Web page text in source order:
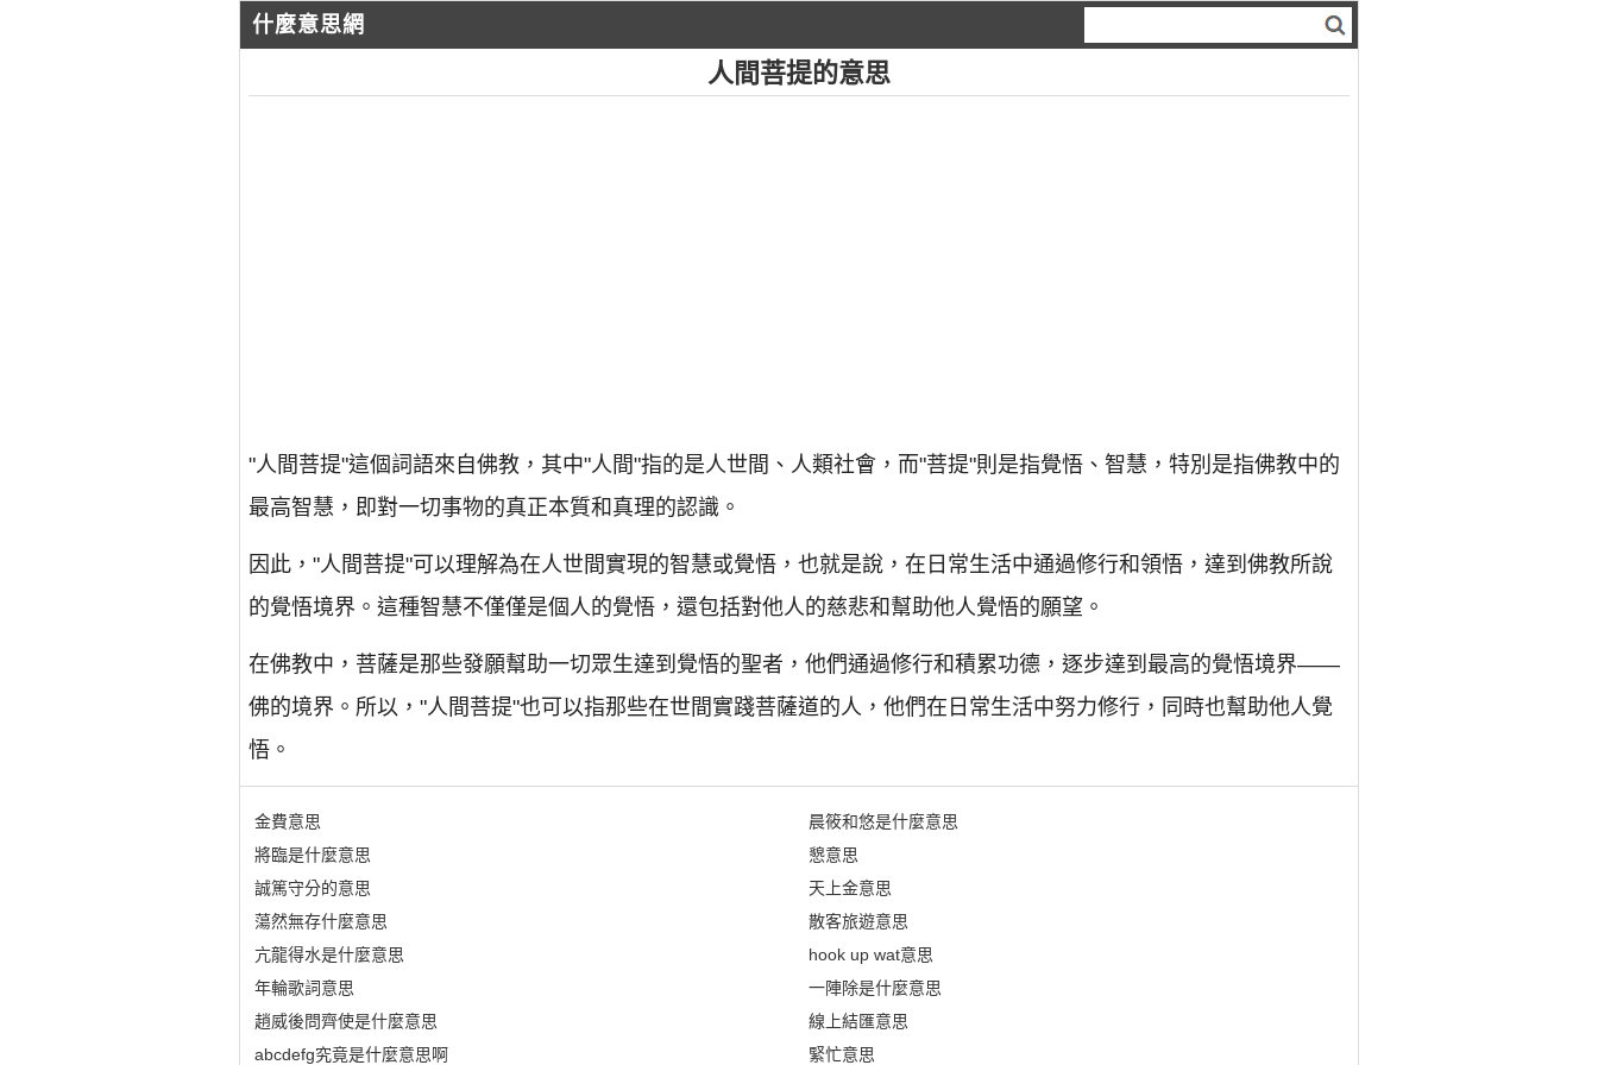
什麼意思網
人間菩提的意思
"人間菩提"這個詞語來自佛教，其中"人間"指的是人世間、人類社會，而"菩提"則是指覺悟、智慧，特別是指佛教中的
最高智慧，即對一切事物的真正本質和真理的認識。
因此，"人間菩提"可以理解為在人世間實現的智慧或覺悟，也就是說，在日常生活中通過修行和領悟，達到佛教所說
的覺悟境界。這種智慧不僅僅是個人的覺悟，還包括對他人的慈悲和幫助他人覺悟的願望。
在佛教中，菩薩是那些發願幫助一切眾生達到覺悟的聖者，他們通過修行和積累功德，逐步達到最高的覺悟境界——
佛的境界。所以，"人間菩提"也可以指那些在世間實踐菩薩道的人，他們在日常生活中努力修行，同時也幫助他人覺
悟。
金費意思
將臨是什麼意思
誠篤守分的意思
蕩然無存什麼意思
亢龍得水是什麼意思
年輪歌詞意思
趙威後問齊使是什麼意思
abcdefg究竟是什麼意思啊
晨筱和悠是什麼意思
㦝意思
天上金意思
散客旅遊意思
hook up wat意思
一陣除是什麼意思
線上結匯意思
緊忙意思